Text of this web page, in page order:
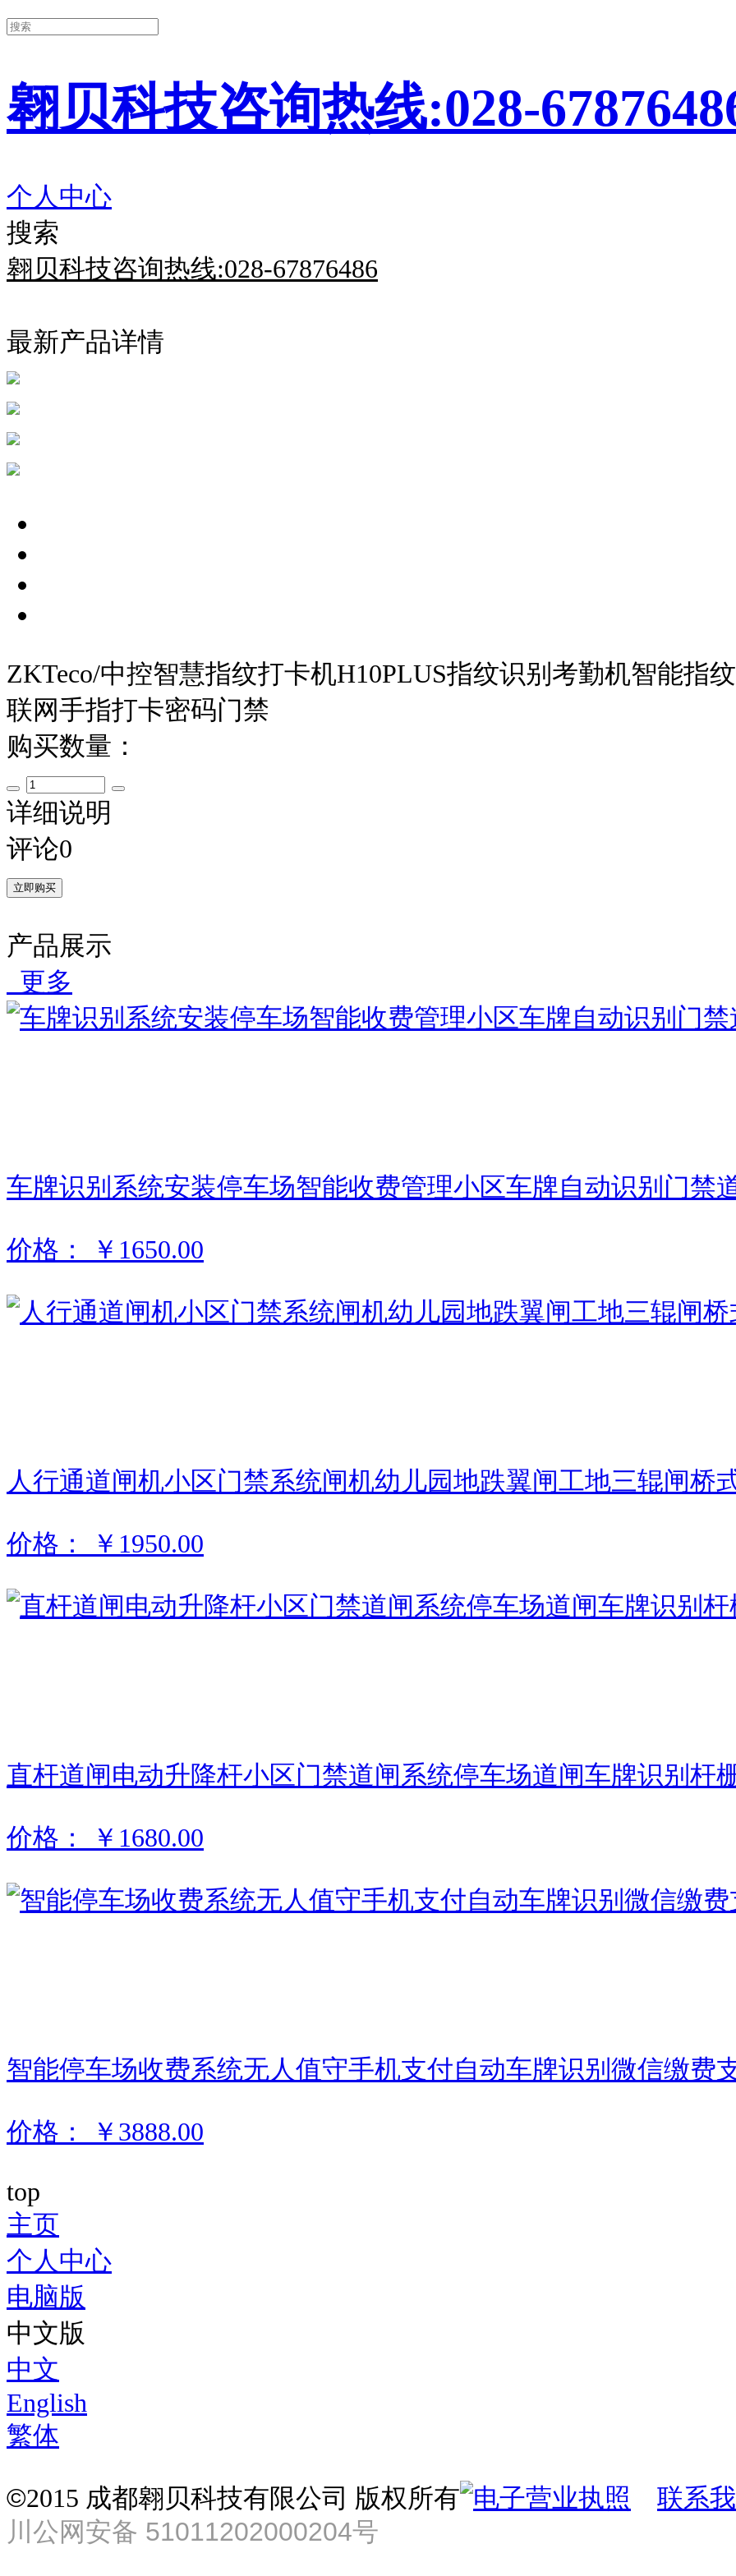
翱贝科技咨询热线:028-
个人中心
搜索
翱贝科技咨询热线:028-67876486
最新产品详情
ZKTeco/中控智慧指纹打卡机H10PLUS指纹识别考勤机智能指
联网手指打卡密码门禁
购买数量：
详细说明
评论0
产品展示
更多
车牌识别系统安装停车场智能收费管理小区车牌自动识别门禁
价格： ￥1650.00
人行通道闸机小区门禁系统闸机幼儿园地跌翼闸工地三辊闸桥
价格： ￥1950.00
直杆道闸电动升降杆小区门禁道闸系统停车场道闸车牌识别杆
价格： ￥1680.00
智能停车场收费系统无人值守手机支付自动车牌识别微信缴费
价格： ￥3888.00
top
主页
个人中心
电脑版
中文版
中文
English
繁体
©2015 成都翱贝科技有限公司 版权所有
联系
川公网安备 51011202000204号